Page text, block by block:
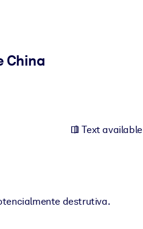
China
Text available
destrutiva.